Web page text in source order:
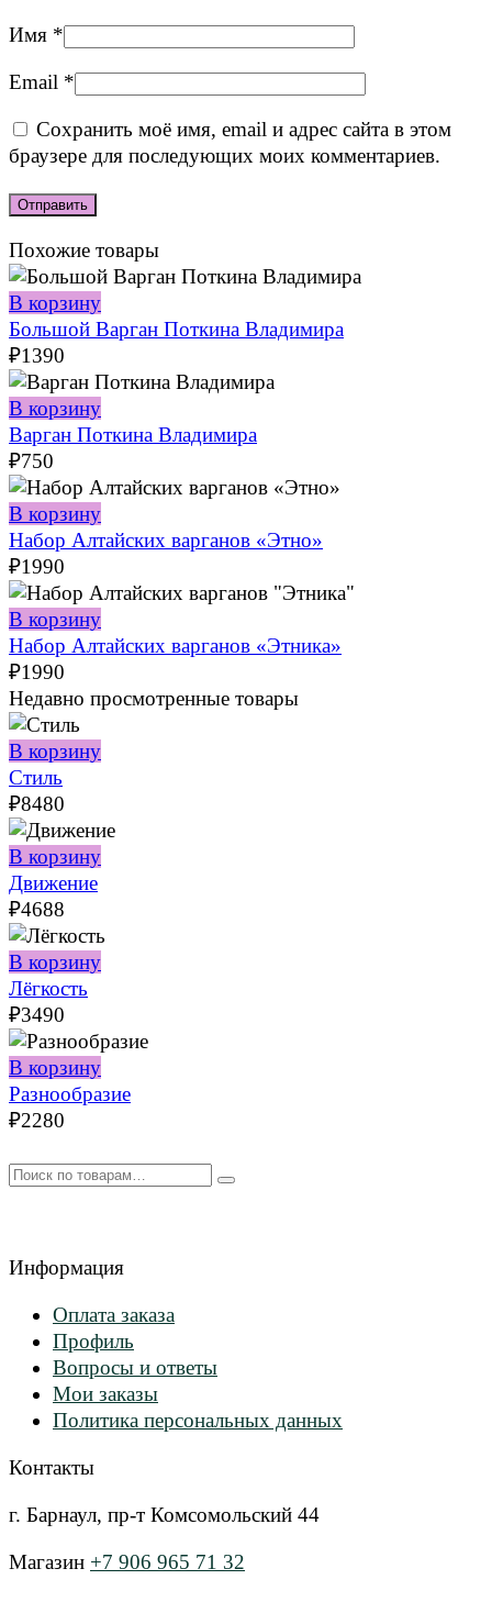
Имя *
Email *
Сохранить моё имя, email и адрес сайта в этом
браузере для последующих моих комментариев.
Похожие товары
В корзину
Большой Варган Поткина Владимира
₽1390
В корзину
Варган Поткина Владимира
₽750
В корзину
Набор Алтайских варганов «Этно»
₽1990
В корзину
Набор Алтайских варганов «Этника»
₽1990
Недавно просмотренные товары
В корзину
Стиль
₽8480
В корзину
Движение
₽4688
В корзину
Лёгкость
₽3490
В корзину
Разнообразие
₽2280
Искать:
Информация
Оплата заказа
Профиль
Вопросы и ответы
Мои заказы
Политика персональных данных
Контакты
г. Барнаул, пр-т Комсомольский 44
Магазин +7 906 965 71 32